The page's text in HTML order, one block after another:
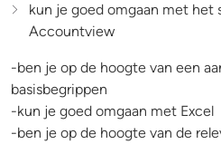
kun je goed omgaan met het
Accountview
-ben je op de hoogte van een
basisbegrippen
-kun je goed omgaan met Excel
-ben je op de hoogte van de